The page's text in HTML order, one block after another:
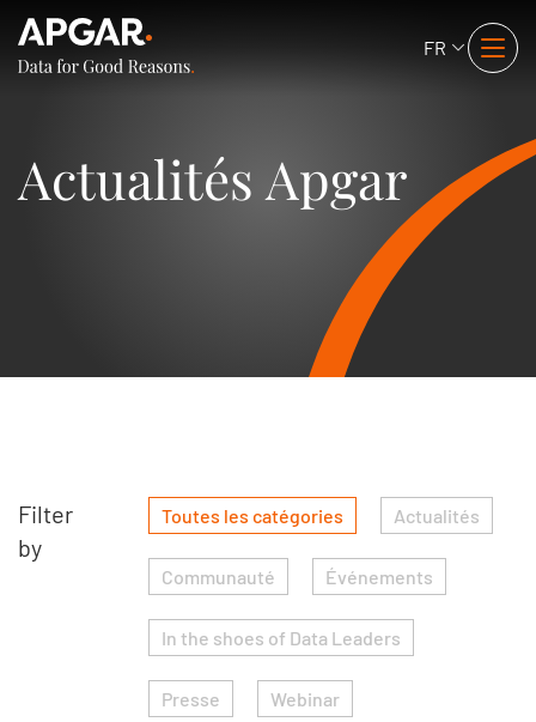
FR
Actualités Apgar
Filter
by
Toutes les catégories Actualités
Communauté Événements
In the shoes of Data Leaders
Presse Webinar